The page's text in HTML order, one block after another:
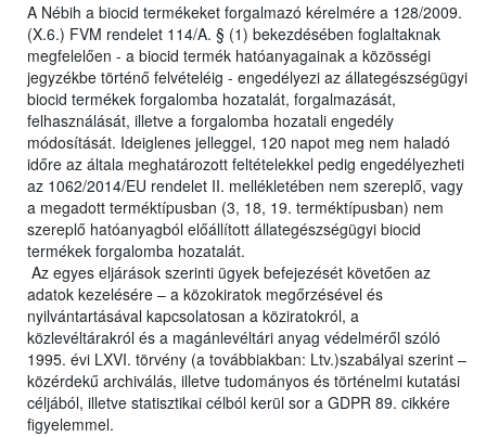
A Nébih a biocid termékeket forgalmazó kérelmére a 128/2009.
(X.6.) FVM rendelet 114/A. § (1) bekezdésében foglaltaknak
megfelelően - a biocid termék hatóanyagainak a közösségi
jegyzékbe történő felvételéig - engedélyezi az állategészségügyi
biocid termékek forgalomba hozatalát, forgalmazását,
felhasználását, illetve a forgalomba hozatali engedély
módosítását. Ideiglenes jelleggel, 120 napot meg nem haladó
időre az általa meghatározott feltételekkel pedig engedélyezheti
az 1062/2014/EU rendelet II. mellékletében nem szereplő, vagy
a megadott terméktípusban (3, 18, 19. terméktípusban) nem
szereplő hatóanyagból előállított állategészségügyi biocid
termékek forgalomba hozatalát.
Az egyes eljárások szerinti ügyek befejezését követően az
adatok kezelésére – a közokiratok megőrzésével és
nyilvántartásával kapcsolatosan a köziratokról, a
közlevéltárakról és a magánlevéltári anyag védelméről szóló
1995. évi LXVI. törvény (a továbbiakban: Ltv.)szabályai szerint –
közérdekű archiválás, illetve tudományos és történelmi kutatási
céljából, illetve statisztikai célból kerül sor a GDPR 89. cikkére
figyelemmel.